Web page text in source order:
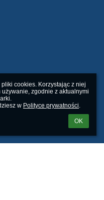
cookies. Korzystając z niej
zgodnie z aktualnymi
w Polityce prywatności.
OK